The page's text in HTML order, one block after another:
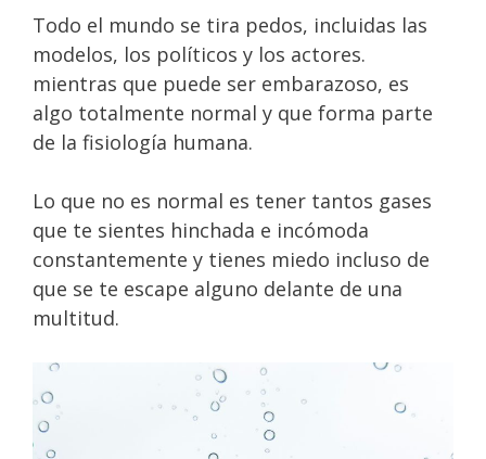
Todo el mundo se tira pedos, incluidas las
modelos, los políticos y los actores.
mientras que puede ser embarazoso, es
algo totalmente normal y que forma parte
de la fisiología humana.
Lo que no es normal es tener tantos gases
que te sientes hinchada e incómoda
constantemente y tienes miedo incluso de
que se te escape alguno delante de una
multitud.